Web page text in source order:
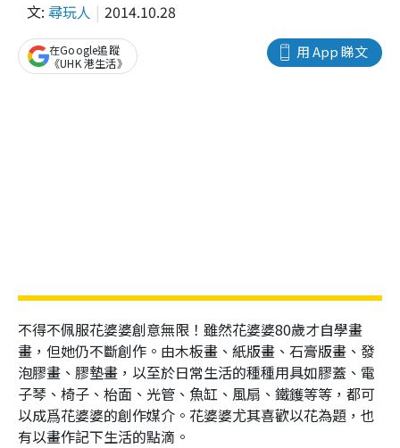
文: 尋玩人 2014.10.28
用 App 睇文
在Google追蹤
《UHK 港生活》
不得不佩服花婆婆創意無限！雖然花婆婆80歲才自學畫
畫，但她仍不斷創作。由木板畫、紙版畫、石膏版畫、發
泡膠畫、膠墊畫，以至於日常生活的種種用具如膠蓋、電
子琴、椅子、枱面、光管、魚缸、風扇、鐵鑊等等，都可
以成爲花婆婆的創作媒介。花婆婆尤其喜歡以花為題，也
有以畫作記下生活的點滴。